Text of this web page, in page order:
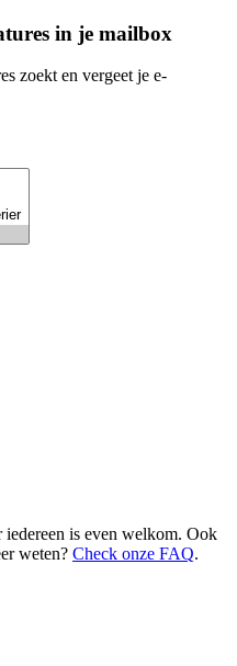
in je mailbox
zoekt en vergeet je e-
iedereen is even welkom. Ook
weten? Check onze FAQ.